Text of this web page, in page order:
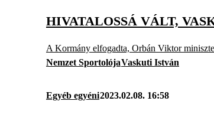
HIVATALOSSÁ VÁLT,
A Kormány elfogadta, Orbán Viktor
Nemzet SportolójaVaskuti István
Egyéb egyéni2023.02.08. 16:58